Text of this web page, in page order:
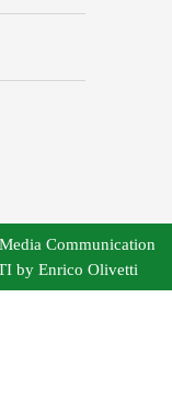
Communication
by Enrico Olivetti